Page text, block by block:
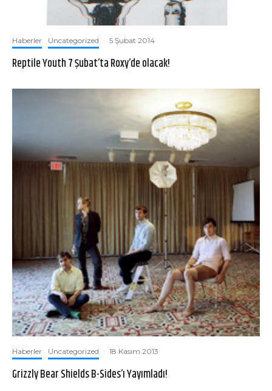
Haberler Uncategorized · 5 Şubat 2014
Reptile Youth 7 Şubat’ta Roxy’de olacak!
Haberler Uncategorized · 18 Kasım 2013
Grizzly Bear Shields B-Sides’ı Yayımladı!